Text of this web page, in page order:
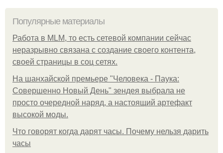
Популярные материалы
Работа в MLM, то есть сетевой компании сейчас
неразрывно связана с создание своего контента,
своей страницы в соц сетях.
На шанхайской премьере "Человека - Паука:
Совершенно Новый День" зендея выбрала не
просто очередной наряд, а настоящий артефакт
высокой моды.
Что говорят когда дарят часы. Почему нельзя дарить
часы